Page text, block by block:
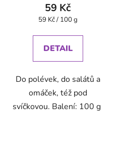
59 Kč
Měrná
59 Kč / 100 g
DETAIL
Do polévek, do salátů a
omáček, též pod
svíčkovou. Balení: 100 g